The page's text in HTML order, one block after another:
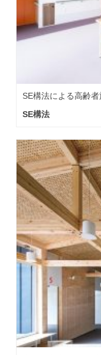
SE構法による高齢
SE構法